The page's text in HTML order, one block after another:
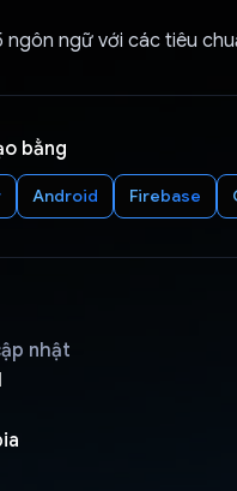
ngôn ngữ với các tiêu
bằng
Android Firebase
nhật